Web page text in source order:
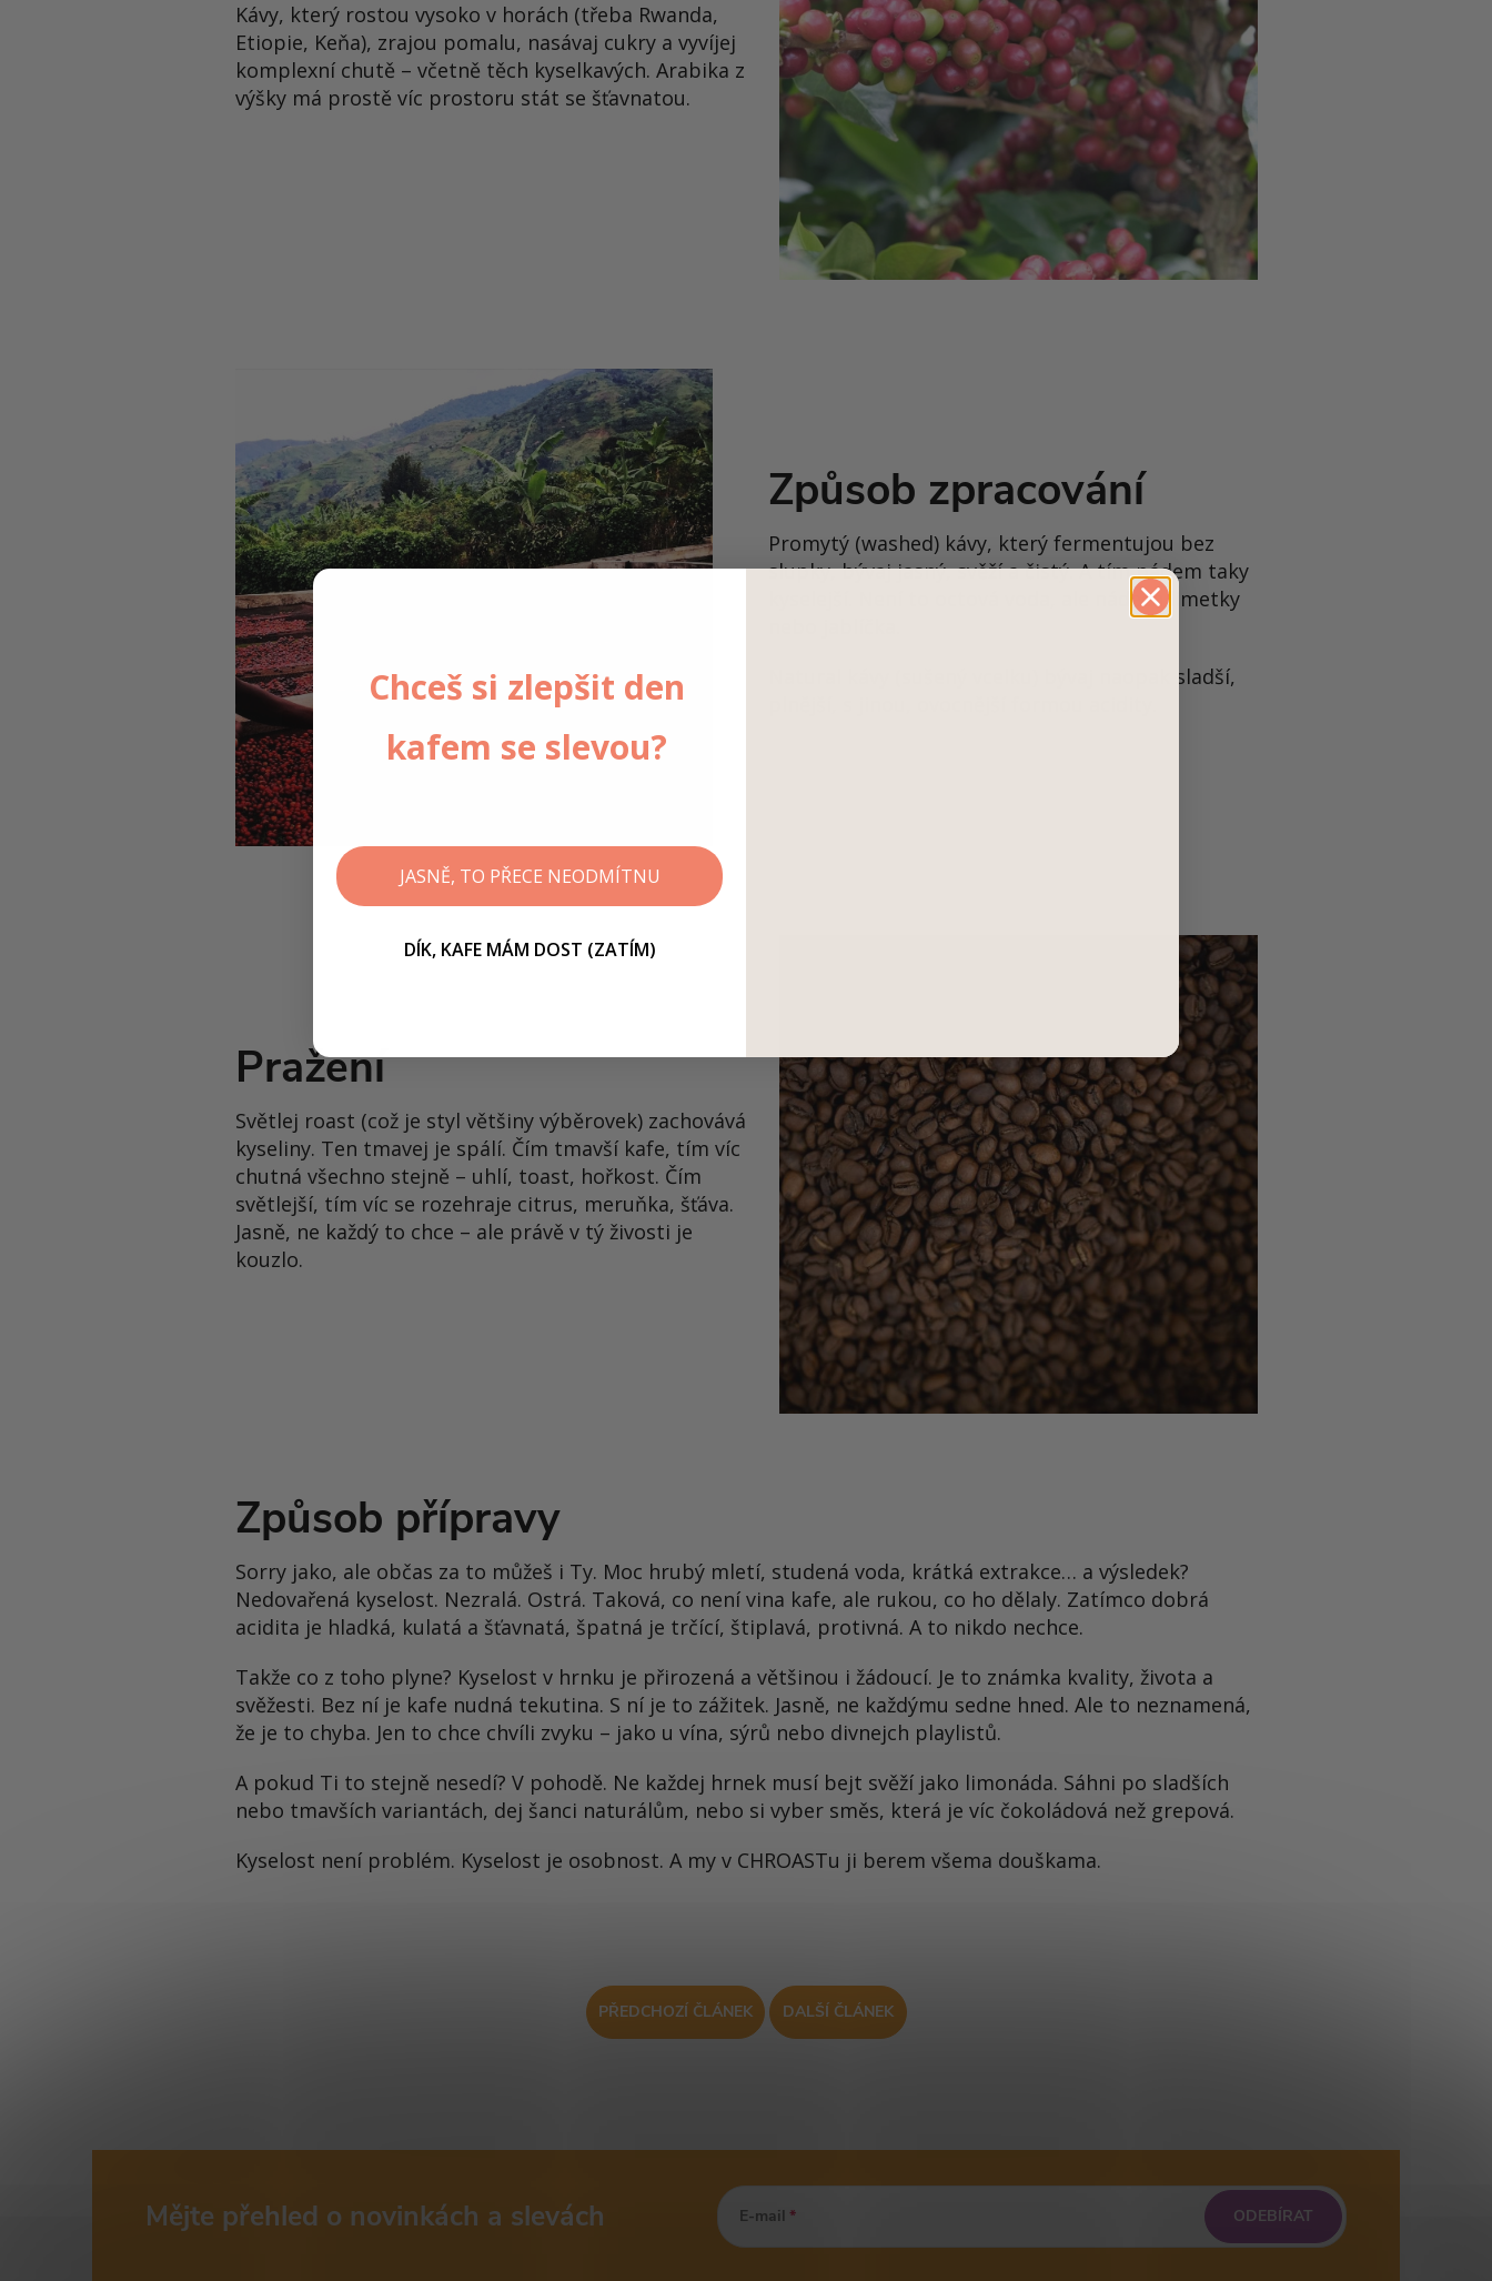
Kávy, který rostou vysoko v horách (třeba Rwanda,
Etiopie, Keňa), zrajou pomalu, nasávaj cukry a vyvíjej
komplexní chutě – včetně těch kyselkavých. Arabika z
výšky má prostě víc prostoru stát se šťavnatou.
Způsob zpracování
Promytý (washed) kávy, který fermentujou bez
slupky, bývaj jasný, svěží a čistý. A tím pádem taky
kyselejší. Není to octová voda, ale nádech limetky
Natural kávy (sušený vcelku) bývaj naopak sladší,
Pražení
Světlej roast (což je styl většiny výběrovek) zachovává
kyseliny. Ten tmavej je spálí. Čím tmavší kafe, tím víc
chutná všechno stejně – uhlí, toast, hořkost. Čím
světlejší, tím víc se rozehraje citrus, meruňka, šťáva.
Jasně, ne každý to chce – ale právě v tý živosti je
kouzlo.
Způsob přípravy
Sorry jako, ale občas za to můžeš i Ty. Moc hrubý mletí, studená voda, krátká extrakce… a výsledek?
Nedovařená kyselost. Nezralá. Ostrá. Taková, co není vina kafe, ale rukou, co ho dělaly. Zatímco dobrá
acidita je hladká, kulatá a šťavnatá, špatná je trčící, štiplavá, protivná. A to nikdo nechce.
Takže co z toho plyne? Kyselost v hrnku je přirozená a většinou i žádoucí. Je to známka kvality, života a
svěžesti. Bez ní je kafe nudná tekutina. S ní je to zážitek. Jasně, ne každýmu sedne hned. Ale to neznamená,
že je to chyba. Jen to chce chvíli zvyku – jako u vína, sýrů nebo divnejch playlistů.
A pokud Ti to stejně nesedí? V pohodě. Ne každej hrnek musí bejt svěží jako limonáda. Sáhni po sladších
nebo tmavších variantách, dej šanci naturálům, nebo si vyber směs, která je víc čokoládová než grepová.
Kyselost není problém. Kyselost je osobnost. A my v CHROASTu ji berem všema douškama.
PŘEDCHOZÍ ČLÁNEK DALŠÍ ČLÁNEK
Mějte přehled o novinkách a slevách E-mail ODEBÍRAT
Chceš si zlepšit den
kafem se slevou?
JASNĚ, TO PŘECE NEODMÍTNU
DÍK, KAFE MÁM DOST (ZATÍM)